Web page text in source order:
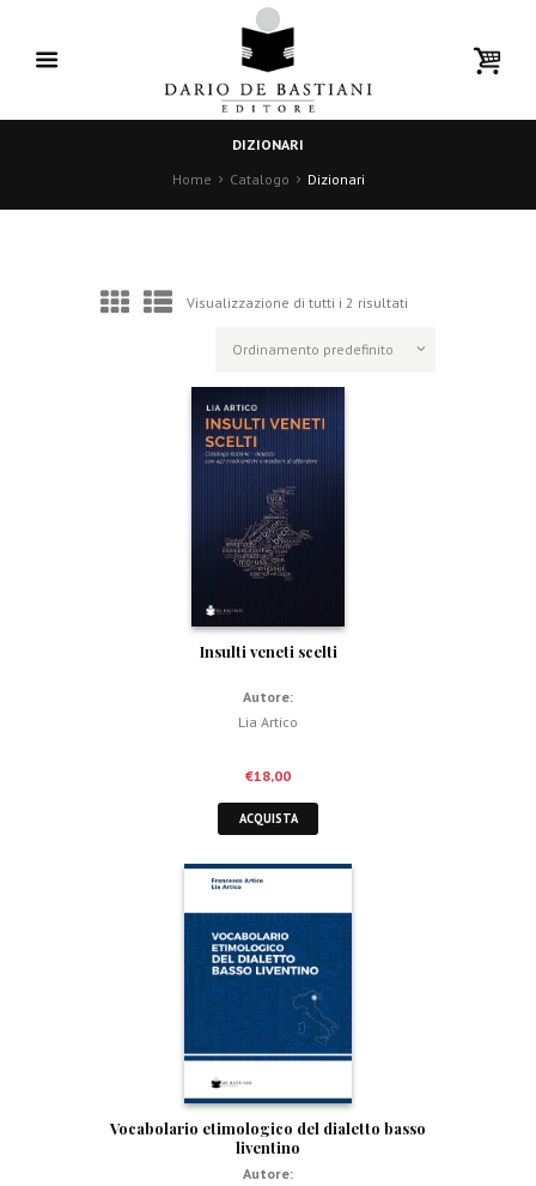
DIZIONARI
Home
Catalogo Dizionari
Visualizzazione di tutti i 2 risultati
Insulti veneti scelti
Autore:
Lia Artico
€18,00
ACQUISTA
Vocabolario etimologico del dialetto basso
liventino
Autore: